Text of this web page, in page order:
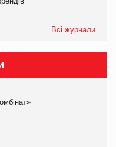
Всі журнали